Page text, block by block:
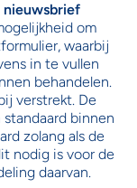
om
waarbij
in te vullen
behandelen.
verstrekt. De
binnen
zolang als de
nodig is voor de
daarvan.